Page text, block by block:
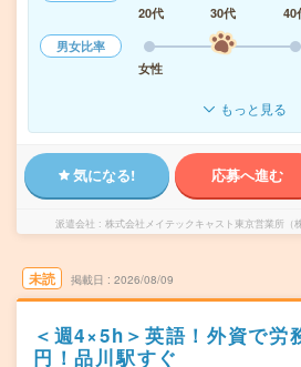
20代
30代 40
男女比率
女性
もっと見る
気になる! 応募へ進む
派遣会社 株式会社メイテックキャスト東京営業所（
未読 掲載日 2026/08/09
＜週4×5h＞英語！外資で労
円！品川駅すぐ